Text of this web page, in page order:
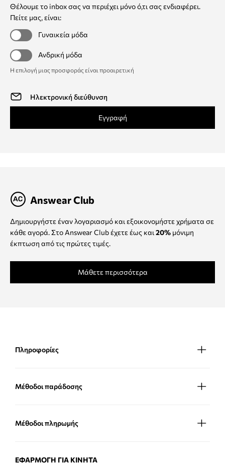
Θέλουμε το inbox σας να περιέχει μόνο ό,τι σας ενδιαφέρει.
Πείτε μας, είναι:
Γυναικεία μόδα
Ανδρική μόδα
Η επιλογή μιας προσφοράς είναι προαιρετική
Εγγραφή
Answear Club
Δημιουργήστε έναν λογαριασμό και εξοικονομήστε χρήματα σε
κάθε αγορά. Στο Answear Club έχετε έως και 20% μόνιμη
έκπτωση από τις πρώτες τιμές.
Μάθετε περισσότερα
Πληροφορίες
Μέθοδοι παράδοσης
Μέθοδοι πληρωμής
ΕΦΑΡΜΟΓΉ ΓΙΑ ΚΙΝΗΤΆ